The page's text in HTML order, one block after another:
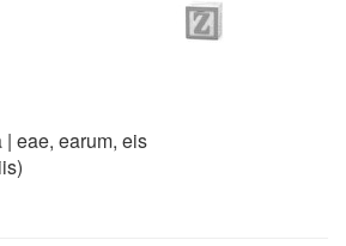
eae, earum, eis